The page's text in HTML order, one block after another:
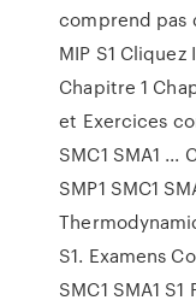
comprend pas
MIP S1
Chapitre 1
et Exercices
SMC1 SMA1 ...
SMP1 SMC1
S1. Examens
SMC1 SMA1